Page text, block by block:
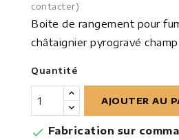
contacter)
Boite de rangement pour
châtaignier pyrogravé
Quantité
AJOUTER AU
 Fabrication sur